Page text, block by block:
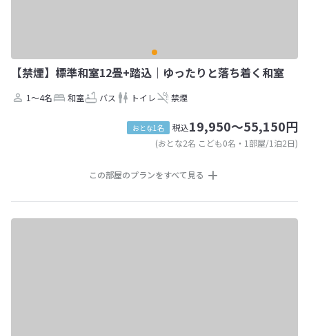
【禁煙】標準和室12畳+踏込｜ゆったりと落ち着く和室
1～4名 和室 バス トイレ 禁煙
おとな1名 税込19,950～55,150円
(おとな2名 こども0名・1部屋/1泊2日)
この部屋のプランをすべて見る